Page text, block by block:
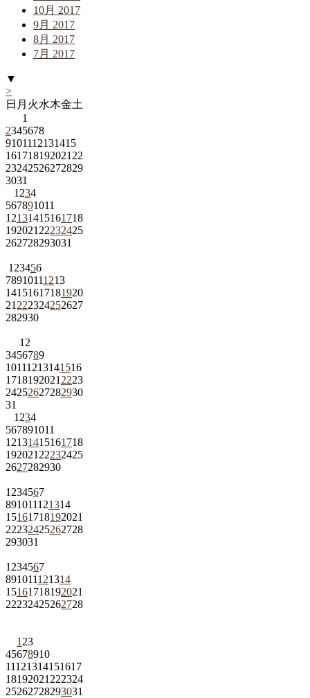
10月 2017
9月 2017
8月 2017
7月 2017
▼
>
日 月 火水木金土
1
2345678
9101112131415
161718192021 22
23242526272829
3031
1 234
567891011
12131415161718
192021 22232425
262728293031
1 23456
78910111213
14151617181920
21 222324252627
282930
1 2
3456789
10111213141516
1718192021 2223
24252627282930
31
1 234
567891011
12131415161718
192021 22232425
2627282930
1 234567
891011121314
15161718192021
22232425262728
293031
1 234567
891011121314
15161718192021
22232425262728
1 23
45678910
11121314151617
18192021 222324
25262728293031